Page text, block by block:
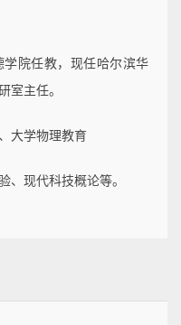
学院任教，现任哈尔滨华
室主任。
大学物理教育
、现代科技概论等。